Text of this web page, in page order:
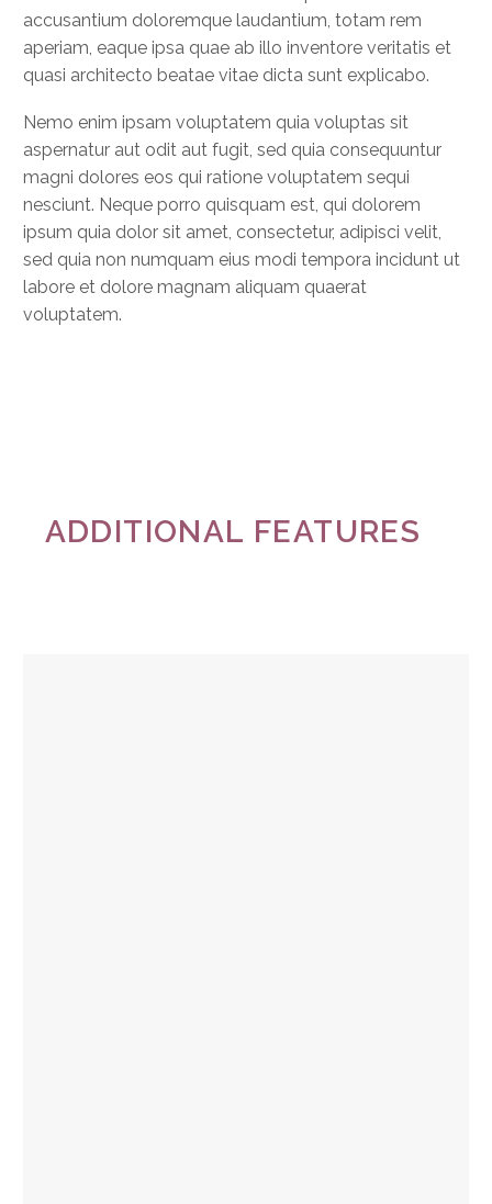
accusantium doloremque laudantium, totam rem
aperiam, eaque ipsa quae ab illo inventore veritatis et
quasi architecto beatae vitae dicta sunt explicabo.
Nemo enim ipsam voluptatem quia voluptas sit
aspernatur aut odit aut fugit, sed quia consequuntur
magni dolores eos qui ratione voluptatem sequi
nesciunt. Neque porro quisquam est, qui dolorem
ipsum quia dolor sit amet, consectetur, adipisci velit,
sed quia non numquam eius modi tempora incidunt ut
labore et dolore magnam aliquam quaerat
voluptatem.
ADDITIONAL FEATURES